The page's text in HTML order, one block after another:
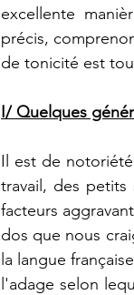
excellente
précis,
de tonicité est
I/ Quelques
Il est de
travail, des
facteurs
dos que nous
la langue
l'adage selon